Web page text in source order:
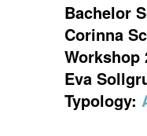
Bachelor
Corinna
Workshop
Eva
Typology: